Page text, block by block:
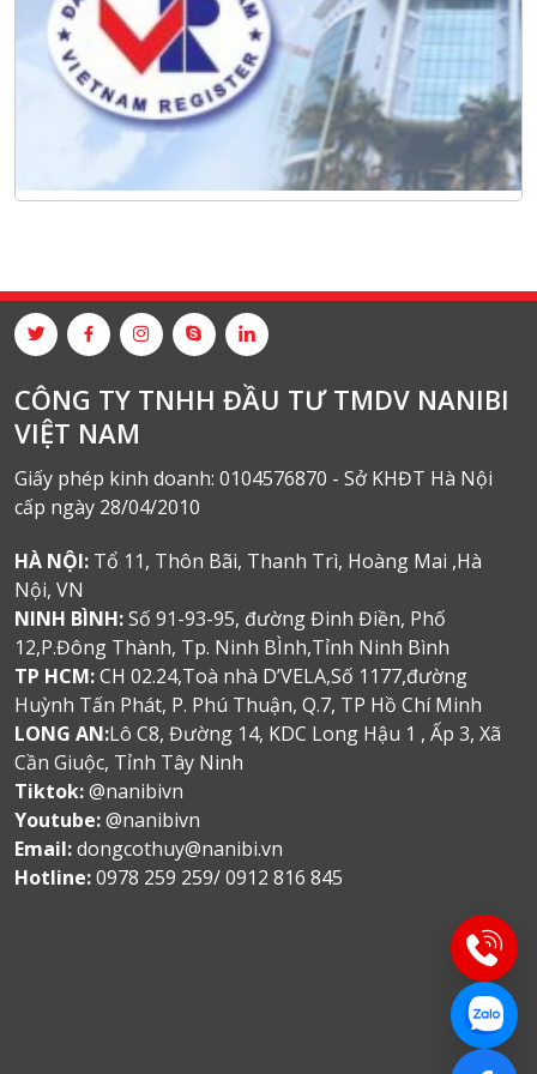
CÔNG TY TNHH ĐẦU TƯ TMDV NANIBI
VIỆT NAM
Giấy phép kinh doanh: 0104576870 - Sở KHĐT Hà Nội
cấp ngày 28/04/2010
HÀ NỘI: Tổ 11, Thôn Bãi, Thanh Trì, Hoàng Mai ,Hà
Nội, VN
NINH BÌNH:Số 91-93-95, đường Đinh Điền, Phố
12,P.Đông Thành, Tp. Ninh BÌnh,Tỉnh Ninh Bình
TP HCM:CH 02.24,Toà nhà D’VELA,Số 1177,đường
Huỳnh Tấn Phát, P. Phú Thuận, Q.7, TP Hồ Chí Minh
LONG AN:Lô C8, Đường 14, KDC Long Hậu 1 , Ấp 3, Xã
Cần Giuộc, Tỉnh Tây Ninh
Tiktok:@nanibivn
Youtube:@nanibivn
Email:dongcothuy@nanibi.vn
Hotline:0978 259 259/ 0912 816 845